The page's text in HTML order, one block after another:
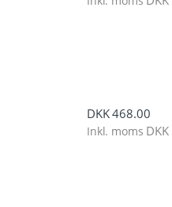
DKK468.00
Inkl. moms DKK